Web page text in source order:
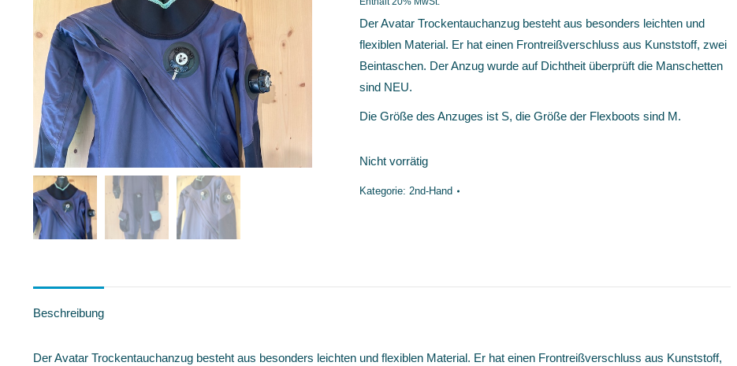
Der Avatar Trockentauchanzug besteht aus besonders leichten und
flexiblen Material. Er hat einen Frontreißverschluss aus Kunststoff, zwei
Beintaschen. Der Anzug wurde auf Dichtheit überprüft die Manschetten
sind NEU.
Die Größe des Anzuges ist S, die Größe der Flexboots sind M.
Nicht vorrätig
Kategorie: 2nd-Hand
Beschreibung
Der Avatar Trockentauchanzug besteht aus besonders leichten und flexiblen Material. Er hat einen Frontreißverschluss aus Kunststoff,